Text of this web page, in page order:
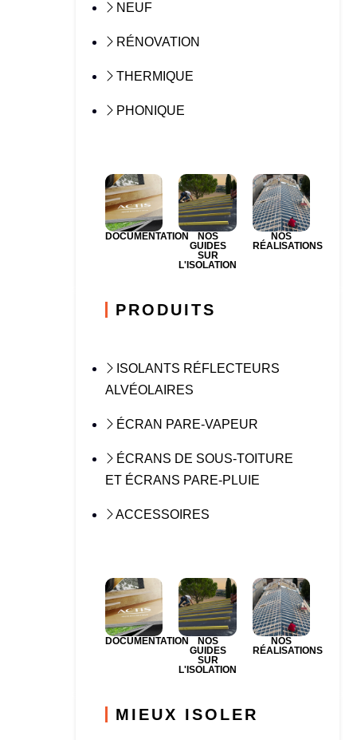
NEUF
RÉNOVATION
THERMIQUE
PHONIQUE
DOCUMENTATION
NOS
GUIDES
SUR
L'ISOLATION
NOS
RÉALISATIONS
PRODUITS
ISOLANTS RÉFLECTEURS
ALVÉOLAIRES
ÉCRAN PARE-VAPEUR
ÉCRANS DE SOUS-TOITURE
ET ÉCRANS PARE-PLUIE
ACCESSOIRES
DOCUMENTATION
NOS
GUIDES
SUR
L'ISOLATION
NOS
RÉALISATIONS
MIEUX ISOLER